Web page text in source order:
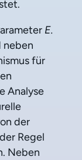
E.
neben
für
Analyse
der
Regel
Neben